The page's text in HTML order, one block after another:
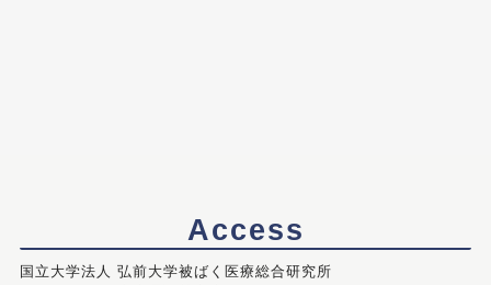
Access
国立大学法人 弘前大学被ばく医療総合研究所